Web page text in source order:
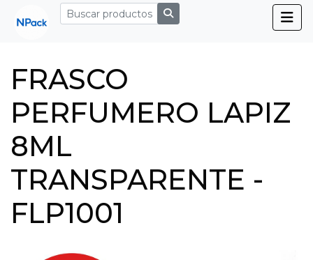
FRASCO
PERFUMERO LAPIZ
8ML
TRANSPARENTE -
FLP1001